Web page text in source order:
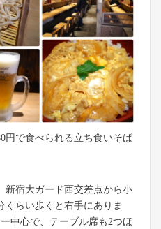
円で食べられる立ち食いそば
新宿大ガード西交差点から小
くらい歩くと右手にありま
中心で、テーブル席も2つほ